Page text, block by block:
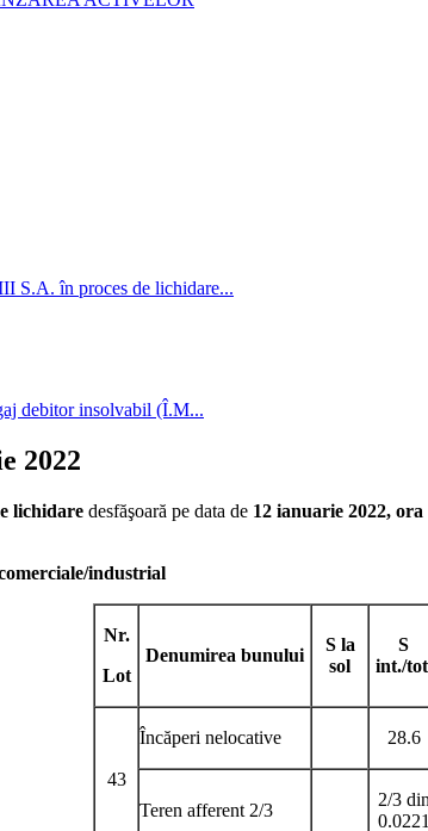
S.A. în proces de lichidare...
debitor insolvabil (Î.M...
2022
lichidaredesfăşoară pe data de 12 ianuarie 2022, ora
industrial
Nr.
Lot
Denumirea bunului
S la
sol
S
int./
43
Încăperi nelocative 28.6
Teren afferent 2/3
2/3 din
0.0221